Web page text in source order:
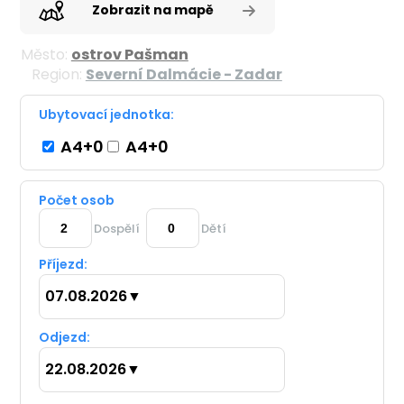
Zobrazit na mapě
Město: ostrov Pašman
Region: Severní Dalmácie - Zadar
Ubytovací jednotka:
A4+0 A4+0
Počet osob
Dospělí Dětí
Příjezd:
07.08.2026▼
Odjezd:
22.08.2026▼